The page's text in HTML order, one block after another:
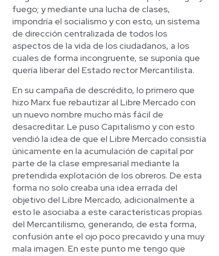
fuego; y mediante una lucha de clases,
impondría el socialismo y con esto, un sistema
de dirección centralizada de todos los
aspectos de la vida de los ciudadanos, a los
cuales de forma incongruente, se suponía que
quería liberar del Estado rector Mercantilista.
En su campaña de descrédito, lo primero que
hizo Marx fue rebautizar al Libre Mercado con
un nuevo nombre mucho más fácil de
desacreditar. Le puso Capitalismo y con esto
vendió la idea de que el Libre Mercado consistía
únicamente en la acumulación de capital por
parte de la clase empresarial mediante la
pretendida explotación de los obreros. De esta
forma no solo creaba una idea errada del
objetivo del Libre Mercado, adicionalmente a
esto le asociaba a este características propias
del Mercantilismo, generando, de esta forma,
confusión ante el ojo poco precavido y una muy
mala imagen. En este punto me tengo que